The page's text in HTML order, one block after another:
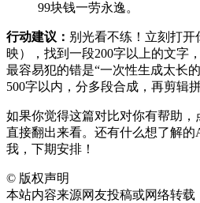
99块钱一劳永逸。
行动建议： 别光看不练！立刻打
映），找到一段200字以上的文字
最容易犯的错是“一次性生成太长
500字以内，分多段合成，再剪辑
如果你觉得这篇对比对你有帮助
直接翻出来看。还有什么想了解
我，下期安排！
© 版权声明
本站内容来源网友投稿或网络转